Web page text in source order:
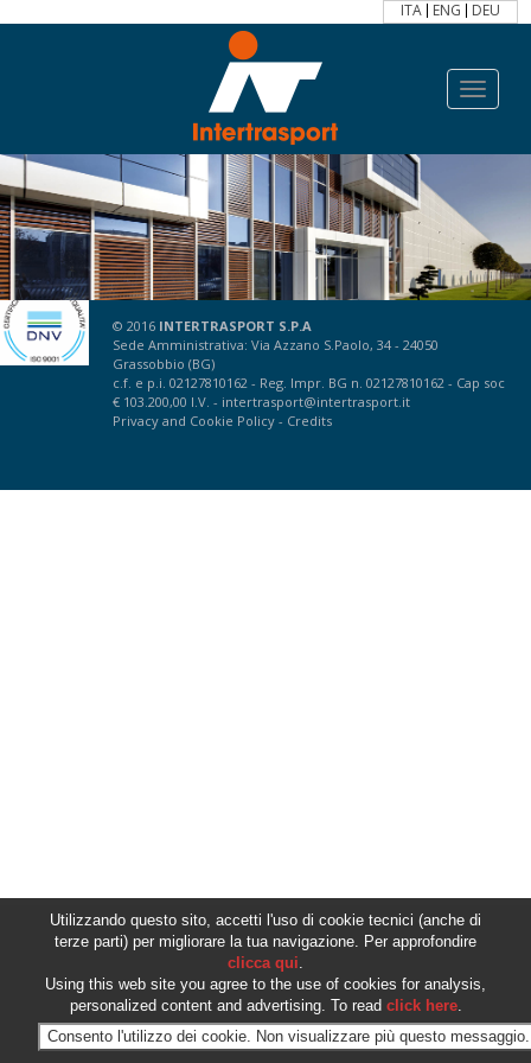
ITA ENG DEU
Toggle
© 2016 INTERTRASPORT S.P.A
Sede Amministrativa: Via Azzano S.Paolo, 34 - 24050
Grassobbio (BG)
c.f. e p.i. 02127810162 - Reg. Impr. BG n. 02127810162 - Cap soc
€ 103.200,00 I.V. - intertrasport@intertrasport.it
Privacyand Cookie Policy- Credits
Utilizzando questo sito, accetti l'uso di cookie tecnici (anche di
terze parti) per migliorare la tua navigazione. Per approfondire
clicca qui.
Using this web site you agree to the use of cookies for analysis,
personalized content and advertising. To read click here.